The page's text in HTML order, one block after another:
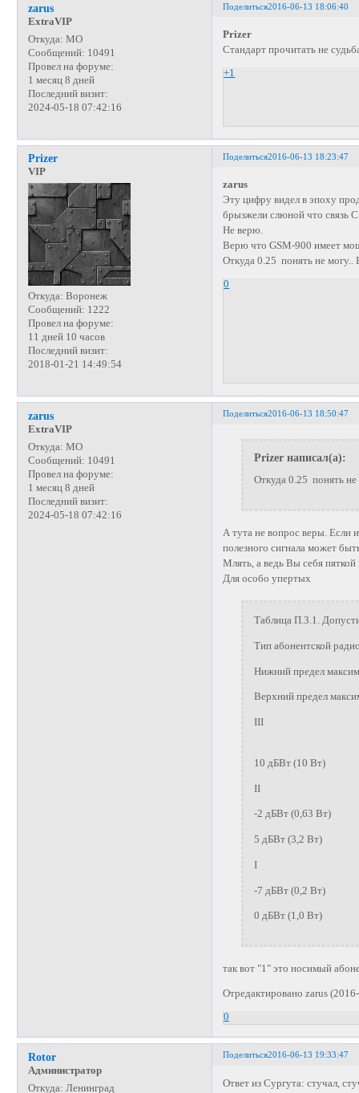
Поделиться2016-06-13 18:06:40
zarus
ExtraVIP
Откуда: МО
Сообщений: 10491
Провел на форуме:
1 месяц 8 дней
Последний визит:
2024-05-18 07:42:16
Prizer
Стандарт прочитать не
+1
Поделиться2016-06-13 18:23:47
Prizer
VIP
Откуда: Воронеж
Сообщений: 1222
Провел на форуме:
11 дней 10 часов
Последний визит:
2018-01-21 14:49:54
zarus
Эту цифру видел в эпоху
брызжели слюной что связь
Не верю.
Верю что GSM-900 имеет
Откуда 0.25 понять не могу..
0
Поделиться2016-06-13 18:50:47
zarus
ExtraVIP
Откуда: МО
Сообщений: 10491
Провел на форуме:
1 месяц 8 дней
Последний визит:
2024-05-18 07:42:16
Prizer написал(а):
Откуда 0.25 понять не
А тута не вопрос веры. Если
полезного сигнала может
Млять, а ведь Вы себя
Для особо упертых
Таблица П.3.1.
Тип абонентской
Нижний предел
Верхний предел
III
10 дБВт (10 Вт)
II
-2 дБВт (0,63 Вт)
5 дБВт (3,2 Вт)
I
-7 дБВт (0,2 Вт)
0 дБВт (1,0 Вт)
так вот "1" это носимый
Отредактировано zarus
0
Поделиться2016-06-13 19:33:47
Rotor
Администратор
Откуда: Ленинград Ответ из Сургута: стучал,